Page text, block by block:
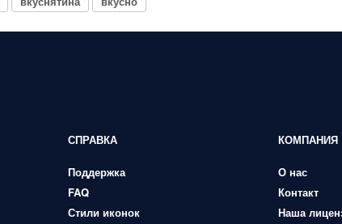
СПРАВКА
Поддержка
FAQ
Стили иконок
КОМПАНИЯ
О нас
Контакт
Наша